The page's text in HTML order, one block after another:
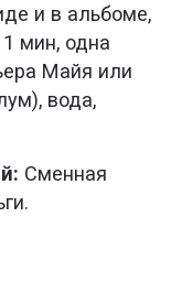
и в альбоме,
мин, одна
Майя или
вода,
Сменная